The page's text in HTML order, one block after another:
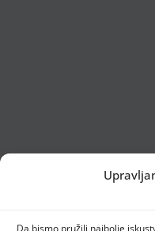
Da bismo pružili najbolje